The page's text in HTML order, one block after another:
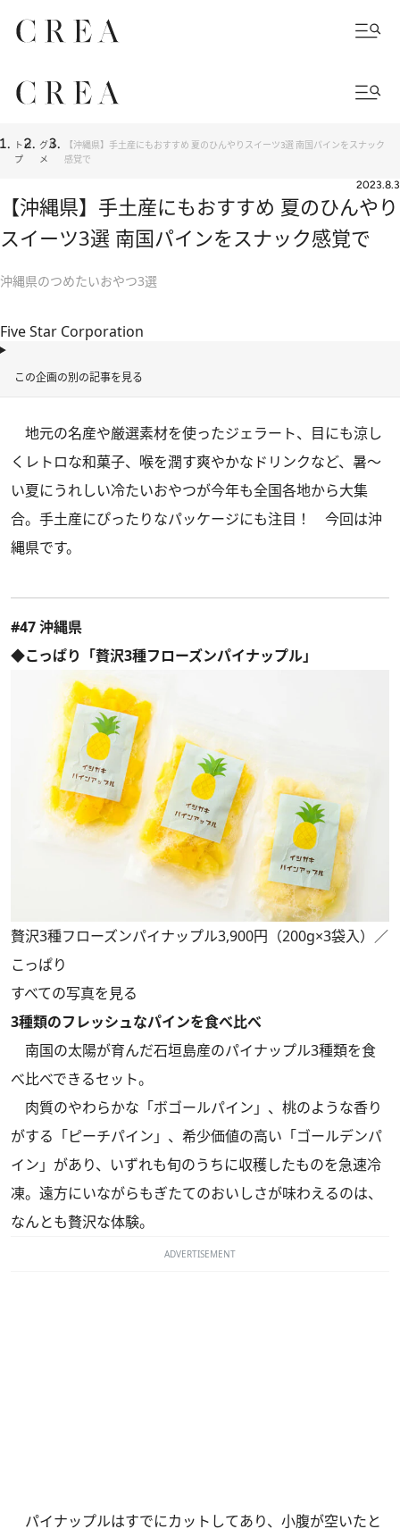
トッ
プ
グル
メ
【沖縄県】手土産にもおすすめ 夏のひんやりスイーツ3選 南国パインをスナック
感覚で
2023.8.3
【沖縄県】手土産にもおすすめ 夏のひんやり
スイーツ3選 南国パインをスナック感覚で
沖縄県のつめたいおやつ3選
Five Star Corporation
この企画の別の記事を見る
地元の名産や厳選素材を使ったジェラート、目にも涼し
くレトロな和菓子、喉を潤す爽やかなドリンクなど、暑～
い夏にうれしい冷たいおやつが今年も全国各地から大集
合。手土産にぴったりなパッケージにも注目！ 今回は沖
縄県です。
#47 沖縄県
◆こっぱり「贅沢3種フローズンパイナップル」
贅沢3種フローズンパイナップル3,900円（200g×3袋入）／
こっぱり
すべての写真を見る
3種類のフレッシュなパインを食べ比べ
南国の太陽が育んだ石垣島産のパイナップル3種類を食
べ比べできるセット。
肉質のやわらかな「ボゴールパイン」、桃のような香り
がする「ピーチパイン」、希少価値の高い「ゴールデンパ
イン」があり、いずれも旬のうちに収穫したものを急速冷
凍。遠方にいながらもぎたてのおいしさが味わえるのは、
なんとも贅沢な体験。
ADVERTISEMENT
パイナップルはすでにカットしてあり、小腹が空いたと